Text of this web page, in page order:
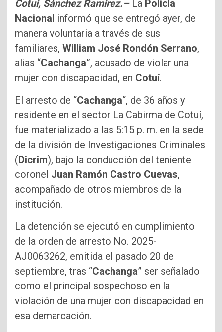
Cotuí, Sánchez Ramírez.– La Policía
Nacional informó que se entregó ayer, de
manera voluntaria a través de sus
familiares, William José Rondón Serrano,
alias “Cachanga”, acusado de violar una
mujer con discapacidad, en Cotuí.
El arresto de “Cachanga“, de 36 años y
residente en el sector La Cabirma de Cotuí,
fue materializado a las 5:15 p. m. en la sede
de la división de Investigaciones Criminales
(Dicrim), bajo la conducción del teniente
coronel Juan Ramón Castro Cuevas,
acompañado de otros miembros de la
institución.
La detención se ejecutó en cumplimiento
de la orden de arresto No. 2025-
AJ0063262, emitida el pasado 20 de
septiembre, tras “Cachanga” ser señalado
como el principal sospechoso en la
violación de una mujer con discapacidad en
esa demarcación.